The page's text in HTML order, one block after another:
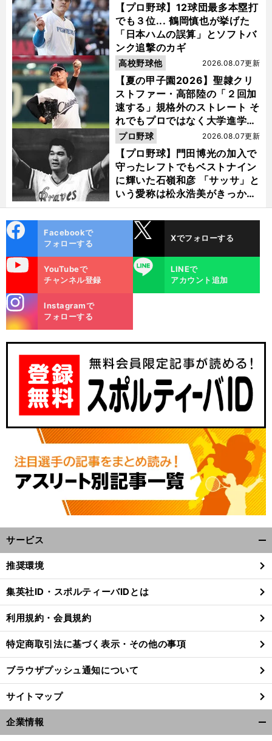
。
４
」
前
【プロ野球】12球団最多本塁打
でも３位... 鶴岡慎也が挙げた
「日本ハムの誤算」とソフトバ
ンク追撃のカギ
【夏の甲子園2026】聖隷クリ
ストファー・高部陸の「２回加
速する」規格外のストレート そ
れでもプロではなく大学進学を
選ぶ理由
2026.08.07更新
高校野球他
【プロ野球】門田博光の加入で
守ったレフトでもベストナイン
に輝いた石嶺和彦 「サッサ」と
いう愛称は松永浩美がきっか
け？
2026.08.07更新
プロ野球
ok
Facebookで
フォローする
Xでフォローする
YouTubeで
チャンネル登録
LINE
LINEで
アカウント追加
m
Instagramで
フォローする
サービス
閉
る
推奨環境
集英社ID・スポルティーバIDとは
利用規約・会員規約
特定商取引法に基づく表示・その他の事項
ブラウザプッシュ通知について
サイトマップ
企業情報